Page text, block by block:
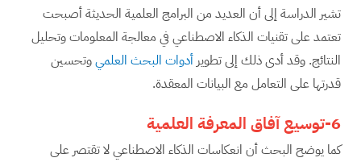
تشير الدراسة إلى أن العديد من البرامج العلمية الحديثة أصبحت
تعتمد على تقنيات الذكاء الاصطناعي في معالجة المعلومات وتحليل
النتائج. وقد أدى ذلك إلى تطوير أدوات البحث العلميوتحسين
قدرتها على التعامل مع البيانات المعقدة.
6-توسيع آفاق المعرفة العلمية
كما يوضح البحث أن انعكاسات الذكاء الاصطناعي لا تقتصر على